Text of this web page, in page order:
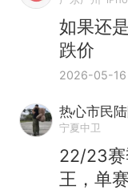
如果还
跌价
2026-05-16
热心市民
宁夏中卫
22/23赛
王，单